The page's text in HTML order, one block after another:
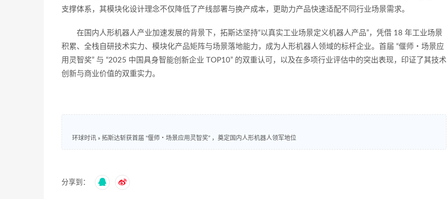
支撑体系，其模块化设计理念不仅降低了产线部署与换产成本，更助力产品快速适配不同行业场景需求。
在国内人形机器人产业加速发展的背景下，拓斯达坚持“以真实工业场景定义机器人产品”，凭借 18 年工业场景
积累、全栈自研技术实力、模块化产品矩阵与场景落地能力，成为人形机器人领域的标杆企业。首届 “偃师・场景应
用灵智奖” 与 “2025 中国具身智能创新企业 TOP10” 的双重认可，以及在多项行业评估中的突出表现，印证了其技术
创新与商业价值的双重实力。
环球时讯 » 拓斯达斩获首届 “偃师・场景应用灵智奖” ，奠定国内人形机器人领军地位
分享到：